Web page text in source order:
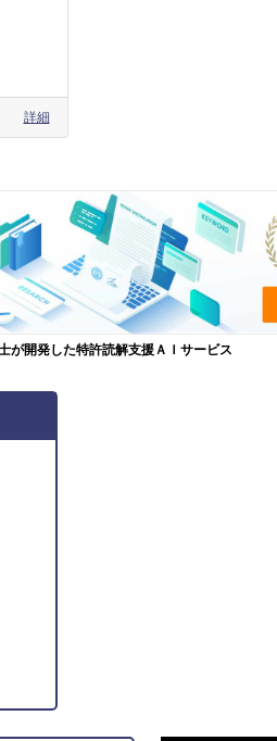
詳細
が開発した特許読解支援ＡＩサービス